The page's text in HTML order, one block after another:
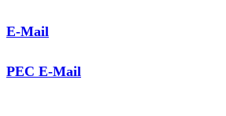
E-Mail
PEC E-Mail